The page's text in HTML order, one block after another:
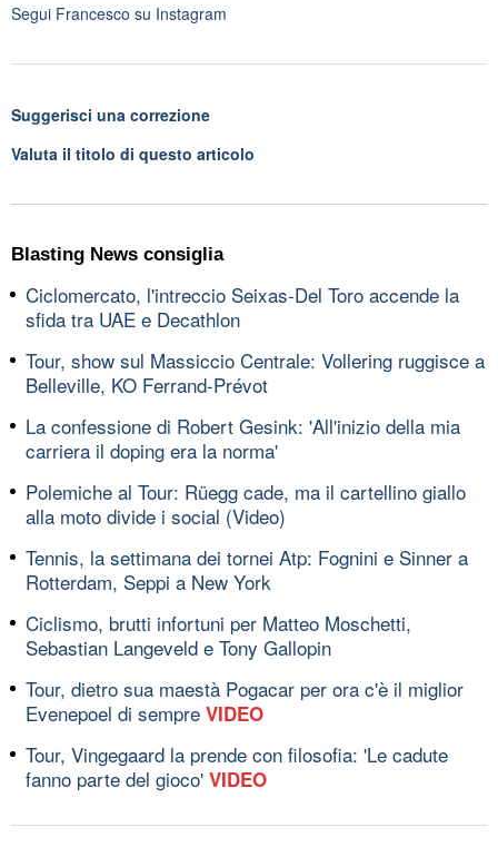
Segui Francesco su Instagram
Suggerisci una correzione
Valuta il titolo di questo articolo
Blasting News consiglia
Ciclomercato, l'intreccio Seixas-Del Toro accende la
sfida tra UAE e Decathlon
Tour, show sul Massiccio Centrale: Vollering ruggisce a
Belleville, KO Ferrand-Prévot
La confessione di Robert Gesink: 'All'inizio della mia
carriera il doping era la norma'
Polemiche al Tour: Rüegg cade, ma il cartellino giallo
alla moto divide i social (Video)
Tennis, la settimana dei tornei Atp: Fognini e Sinner a
Rotterdam, Seppi a New York
Ciclismo, brutti infortuni per Matteo Moschetti,
Sebastian Langeveld e Tony Gallopin
Tour, dietro sua maestà Pogacar per ora c'è il miglior
Evenepoel di sempre VIDEO
Tour, Vingegaard la prende con filosofia: 'Le cadute
fanno parte del gioco' VIDEO